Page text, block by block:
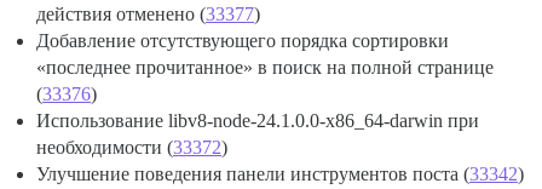
действия отменено (33377)
Добавление отсутствующего порядка сортировки
«последнее прочитанное» в поиск на полной странице
(33376)
Использование libv8-node-24.1.0.0-x86_64-darwin при
необходимости (33372)
Улучшение поведения панели инструментов поста (33342)